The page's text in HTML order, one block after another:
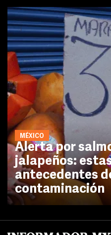
MÉXICO
Alerta por
jalapeños:
antecedentes
contaminación